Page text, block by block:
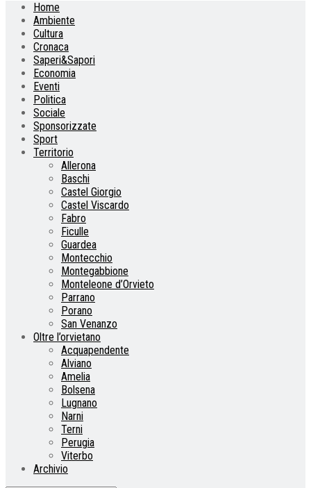
Home
Ambiente
Cultura
Cronaca
Saperi&Sapori
Economia
Eventi
Politica
Sociale
Sponsorizzate
Sport
Territorio
Allerona
Baschi
Castel Giorgio
Castel Viscardo
Fabro
Ficulle
Guardea
Montecchio
Montegabbione
Monteleone d’Orvieto
Parrano
Porano
San Venanzo
Oltre l’orvietano
Acquapendente
Alviano
Amelia
Bolsena
Lugnano
Narni
Terni
Perugia
Viterbo
Archivio